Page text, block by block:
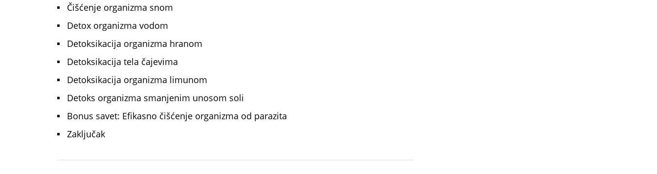
Čišćenje organizma snom
Detox organizma vodom
Detoksikacija organizma hranom
Detoksikacija tela čajevima
Detoksikacija organizma limunom
Detoks organizma smanjenim unosom soli
Bonus savet: Efikasno čišćenje organizma od parazita
Zaključak